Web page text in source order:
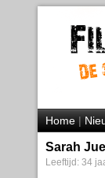
Home|
Sarah
Leeftijd: 34